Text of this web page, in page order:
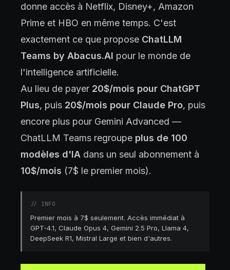
donne accès à Netflix, Disney+, Amazon
Prime et HBO en même temps. C'est
exactement ce que propose ChatLLM
Teams by Abacus.AI pour le monde de
l'intelligence artificielle.
Au lieu de payer 20$/mois pour ChatGPT
Plus, puis 20$/mois pour Claude Pro, puis
encore plus pour Gemini Advanced —
ChatLLM Teams regroupe plus de 100
modèles d'IA dans un seul abonnement à
10$/mois (7$ le premier mois).
// INFO
Premier mois à 7$ seulement. Accès immédiat à
GPT-4.1, Claude Opus 4, Gemini 2.5 Pro, Llama 4,
DeepSeek R1, Mistral Large et bien d'autres.